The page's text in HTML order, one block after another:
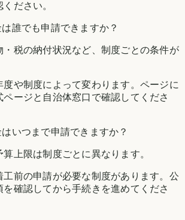
ださい。
誰でも申請できますか？
・税の納付状況など、制度ごとの条件が
度や制度によって変わります。ページに
ページと自治体窓口で確認してくださ
いつまで申請できますか？
上限は制度ごとに異なります。
工前の申請が必要な制度があります。公
を確認してから手続きを進めてくださ